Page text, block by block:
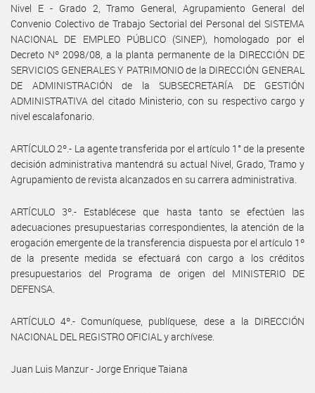
Nivel E - Grado 2, Tramo General, Agrupamiento General del
Convenio Colectivo de Trabajo Sectorial del Personal del SISTEMA
NACIONAL DE EMPLEO PÚBLICO (SINEP), homologado por el
Decreto Nº 2098/08, a la planta permanente de la DIRECCIÓN DE
SERVICIOS GENERALES Y PATRIMONIO de la DIRECCIÓN GENERAL
DE ADMINISTRACIÓN de la SUBSECRETARÍA DE GESTIÓN
ADMINISTRATIVA del citado Ministerio, con su respectivo cargo y
nivel escalafonario.
ARTÍCULO 2º.- La agente transferida por el artículo 1° de la presente
decisión administrativa mantendrá su actual Nivel, Grado, Tramo y
Agrupamiento de revista alcanzados en su carrera administrativa.
ARTÍCULO 3º.- Establécese que hasta tanto se efectúen las
adecuaciones presupuestarias correspondientes, la atención de la
erogación emergente de la transferencia dispuesta por el artículo 1º
de la presente medida se efectuará con cargo a los créditos
presupuestarios del Programa de origen del MINISTERIO DE
DEFENSA.
ARTÍCULO 4º.- Comuníquese, publíquese, dese a la DIRECCIÓN
NACIONAL DEL REGISTRO OFICIAL y archívese.
Juan Luis Manzur - Jorge Enrique Taiana